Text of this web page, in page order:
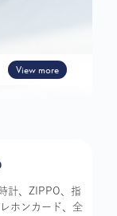
View more
計、ZIPPO、指
ホンカード、全